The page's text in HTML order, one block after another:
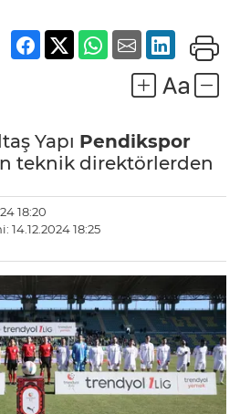
Yapı Pendikspor
teknik direktörlerden
18:20
18:25